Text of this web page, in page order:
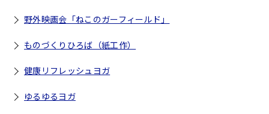
野外映画会「ねこのガーフィールド」
ものづくりひろば（紙工作）
健康リフレッシュヨガ
ゆるゆるヨガ